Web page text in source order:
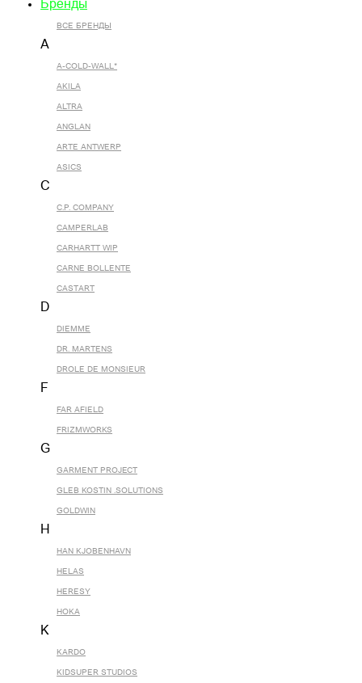
Бренды
ВСЕ БРЕНДЫ
A
A-COLD-WALL*
AKILA
ALTRA
ANGLAN
ARTE ANTWERP
ASICS
C
C.P. COMPANY
CAMPERLAB
CARHARTT WIP
CARNE BOLLENTE
CASTART
D
DIEMME
DR. MARTENS
DROLE DE MONSIEUR
F
FAR AFIELD
FRIZMWORKS
G
GARMENT PROJECT
GLEB KOSTIN .SOLUTIONS
GOLDWIN
H
HAN KJOBENHAVN
HELAS
HERESY
HOKA
K
KARDO
KIDSUPER STUDIOS